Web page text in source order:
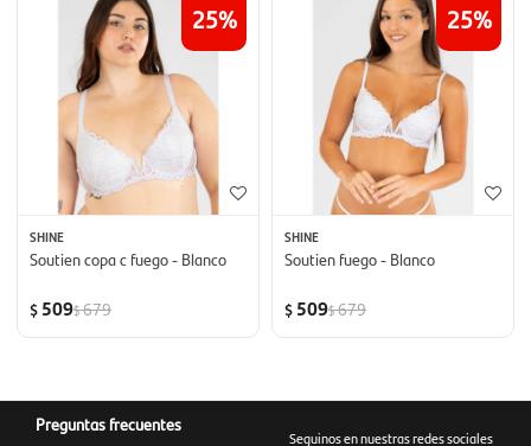
25
SHINE
Soutien copa c fuego - Blanco
$ 509$679
25
SHINE
Soutien fuego - Blanco
$ 509$679
Preguntas frecuentes
Seguinos en nuestras redes sociales